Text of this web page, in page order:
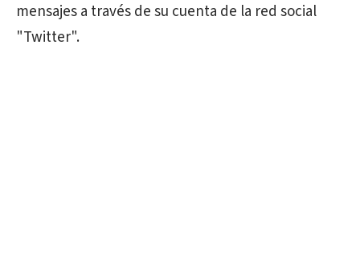
mensajes a través de su cuenta de la red social
"Twitter".